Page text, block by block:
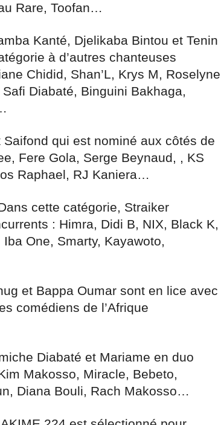
Rare, Toofan…
Kanté, Djelikaba Bintou et Tenin
à d’autres chanteuses
Chidid, Shan’L, Krys M, Roselyne
Diabaté, Binguini Bakhaga,
Saifond qui est nominé aux côtés de
Fere Gola, Serge Beynaud, , KS
Raphael, RJ Kaniera…
cette catégorie, Straiker
: Himra, Didi B, NIX, Black K,
One, Smarty, Kayawoto,
et Bappa Oumar sont en lice avec
comédiens de l’Afrique
Diabaté et Mariame en duo
Makosso, Miracle, Bebeto,
Diana Bouli, Rach Makosso…